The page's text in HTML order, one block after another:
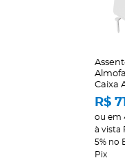
Caixa
R$
ou em
à vista
5% no
Pix